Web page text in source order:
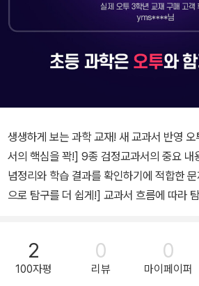
생생하게 보는 과학 교재! 새 교과서 반영 오투 초등
서의 핵심을 꽉!] 9종 검정교과서의 중요 내용을 모두 담은 깔끔한 개
념정리와 학습 결과를 확인하기에 적합한
으로 탐구를 더 쉽게!] 교과서 흐름에 따라 탐구로 학습을 시작하면서
교 단원 평가 및 학업성취도 평가에 대비 _
본 문제(핵심체크▶step1▶step2)와 실력
2
100자평
0
리뷰
0
마이페이퍼